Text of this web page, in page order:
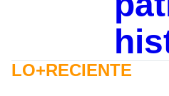
LO+RECIENTE